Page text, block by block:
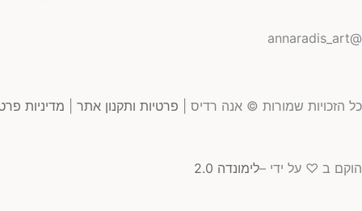
@annaradis_art
כל הזכויות שמורות © אנה רדיס | פרטיות ותקנון אתר מדיניות
הוקם ב ♡ על ידי –לימונדה 2.0